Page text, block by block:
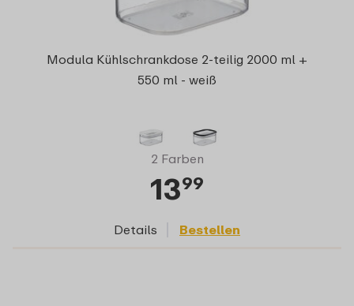
Modula Kühlschrankdose 2-teilig 2000 ml +
550 ml - weiß
2 Farben
1399
Details Bestellen